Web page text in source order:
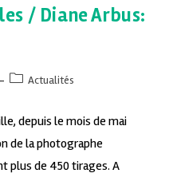
/ Diane Arbus:
Actualités
depuis le mois de mai
de la photographe
plus de 450 tirages. A